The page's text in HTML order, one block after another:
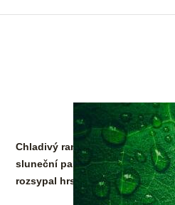
Chladivý ranní vzduch proudí
sluneční paprsky už šimrají
rozsypal hrst diamantů… to